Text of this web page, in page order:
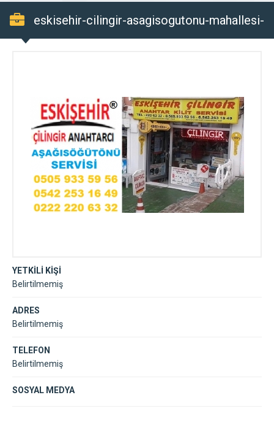
eskisehir-cilingir-asagisogutonu-mahallesi-
YETKİLİ KİŞİ
Belirtilmemiş
ADRES
Belirtilmemiş
TELEFON
Belirtilmemiş
SOSYAL MEDYA